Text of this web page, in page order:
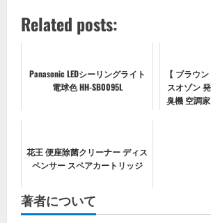
Related posts:
Panasonic LEDシーリングライト
電球色 HH-SB0095L
【 ブラウ
スオゾン
臭機 空調
花王 便座除菌クリーナー ディス
ペンサー スペアカートリッジ
著者について